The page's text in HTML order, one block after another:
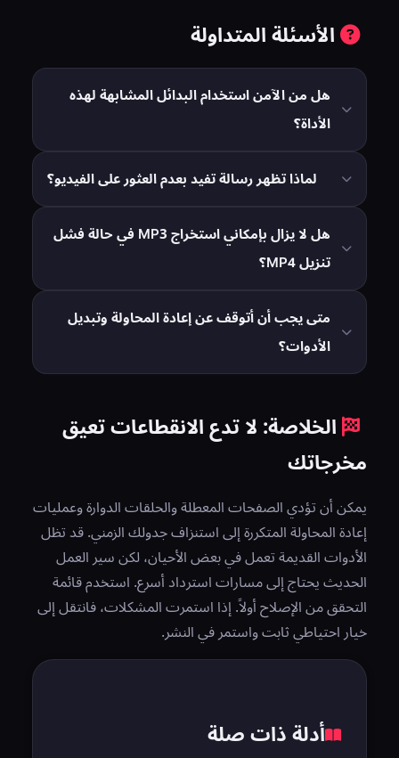
الأسئلة المتداولة
هل من الآمن استخدام البدائل المشابهة لهذه
الأداة؟
بشكل عام، نعم، وخاصة الأدوات المستندة إلى المتصفح والتي لا
تتطلب تثبيتات للتطبيق أو أذونات محفوفة بالمخاطر.
لماذا تظهر رسالة تفيد بعدم العثور على الفيديو؟
قد يكون الفيديو خاصًا/محذوفًا/مقيدًا، أو قد يكون محلل التنزيل غير
متزامن مؤقتًا.
هل لا يزال بإمكاني استخراج MP3 في حالة فشل
تنزيل MP4؟
احتياطية مستقرة إلى استعادة سير العمل.
متى يجب أن أتوقف عن إعادة المحاولة وتبديل
الأدوات؟
إذا فشل الرابط العام نفسه عدة مرات بعد الفحوصات الأساسية،
الخلاصة: لا تدع الانقطاعات تعيق
مخرجاتك
يمكن أن تؤدي الصفحات المعطلة والحلقات الدوارة وعمليات
إعادة المحاولة المتكررة إلى استنزاف جدولك الزمني. قد تظل
الأدوات القديمة تعمل في بعض الأحيان، لكن سير العمل
الحديث يحتاج إلى مسارات استرداد أسرع. استخدم قائمة
التحقق من الإصلاح أولاً. إذا استمرت المشكلات، فانتقل إلى
خيار احتياطي ثابت واستمر في النشر.
أدلة ذات صلة